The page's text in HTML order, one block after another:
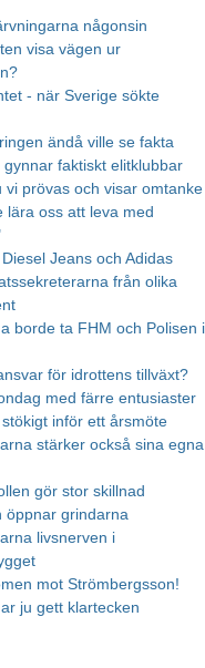
någonsin
visa vägen ur
- när Sverige sökte
ändå ville se fakta
gynnar faktiskt elitklubbar
vi prövas och visar omtanke
lära oss att leva med
Jeans och Adidas
från olika
borde ta FHM och Polisen i
för idrottens tillväxt?
med färre entusiaster
inför ett årsmöte
stärker också sina egna
gör stor skillnad
öppnar grindarna
livsnerven i
mot Strömbergsson!
ju gett klartecken